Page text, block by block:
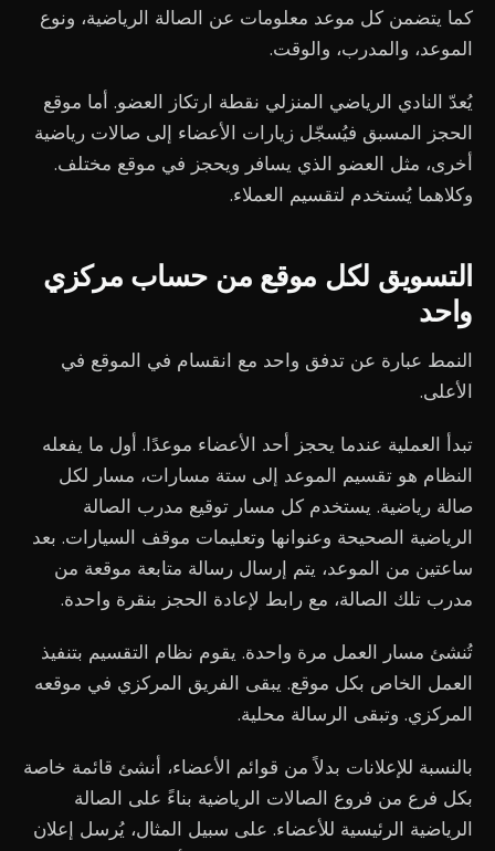
كما يتضمن كل موعد معلومات عن الصالة الرياضية، ونوع
الموعد، والمدرب، والوقت.
يُعدّ النادي الرياضي المنزلي نقطة ارتكاز العضو. أما موقع
الحجز المسبق فيُسجّل زيارات الأعضاء إلى صالات رياضية
أخرى، مثل العضو الذي يسافر ويحجز في موقع مختلف.
وكلاهما يُستخدم لتقسيم العملاء.
التسويق لكل موقع من حساب مركزي
واحد
النمط عبارة عن تدفق واحد مع انقسام في الموقع في
الأعلى.
تبدأ العملية عندما يحجز أحد الأعضاء موعدًا. أول ما يفعله
النظام هو تقسيم الموعد إلى ستة مسارات، مسار لكل
صالة رياضية. يستخدم كل مسار توقيع مدرب الصالة
الرياضية الصحيحة وعنوانها وتعليمات موقف السيارات. بعد
ساعتين من الموعد، يتم إرسال رسالة متابعة موقعة من
مدرب تلك الصالة، مع رابط لإعادة الحجز بنقرة واحدة.
تُنشئ مسار العمل مرة واحدة. يقوم نظام التقسيم بتنفيذ
العمل الخاص بكل موقع. يبقى الفريق المركزي في موقعه
المركزي. وتبقى الرسالة محلية.
بالنسبة للإعلانات بدلاً من قوائم الأعضاء، أنشئ قائمة خاصة
بكل فرع من فروع الصالات الرياضية بناءً على الصالة
الرياضية الرئيسية للأعضاء. على سبيل المثال، يُرسل إعلان